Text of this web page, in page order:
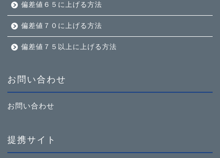
偏差値６５に上げる方法
偏差値７０に上げる方法
偏差値７５以上に上げる方法
お問い合わせ
お問い合わせ
提携サイト